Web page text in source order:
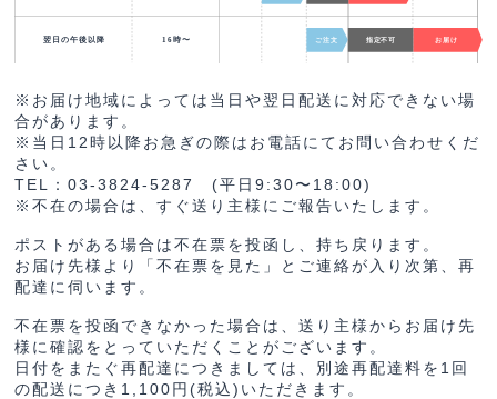
※お届け地域によっては当日や翌日配送に対応できない場
合があります。
※当日12時以降お急ぎの際はお電話にてお問い合わせくだ
さい。
TEL：03-3824-5287 (平日9:30〜18:00)
※不在の場合は、すぐ送り主様にご報告いたします。
ポストがある場合は不在票を投函し、持ち戻ります。
お届け先様より「不在票を見た」とご連絡が入り次第、再
配達に伺います。
不在票を投函できなかった場合は、送り主様からお届け先
様に確認をとっていただくことがございます。
日付をまたぐ再配達につきましては、別途再配達料を1回
の配送につき1,100円(税込)いただきます。